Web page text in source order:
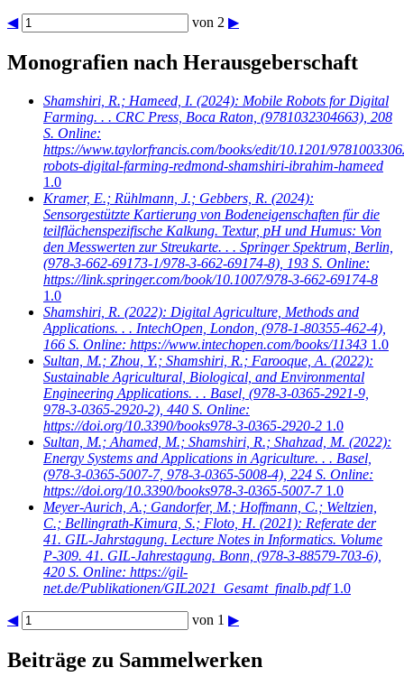
◀ von 2 ▶
Monografien nach Herausgeberschaft
Shamshiri, R.; Hameed, I. (2024): Mobile Robots for Digital
Farming. . . CRC Press, Boca Raton, (9781032304663), 208
S. Online:
https://www.taylorfrancis.com/books/edit/10.1201/
robots-digital-farming-redmond-shamshiri-ibrahim-hameed
1.0
Kramer, E.; Rühlmann, J.; Gebbers, R. (2024):
Sensorgestützte Kartierung von Bodeneigenschaften für die
teilflächenspezifische Kalkung. Textur, pH und Humus: Von
den Messwerten zur Streukarte. . . Springer Spektrum, Berlin,
(978-3-662-69173-1/978-3-662-69174-8), 193 S. Online:
https://link.springer.com/book/10.1007/978-3-662-69174-8
1.0
Shamshiri, R. (2022): Digital Agriculture, Methods and
Applications. . . IntechOpen, London, (978-1-80355-462-4),
166 S. Online: https://www.intechopen.com/books/11343 1.0
Sultan, M.; Zhou, Y.; Shamshiri, R.; Farooque, A. (2022):
Sustainable Agricultural, Biological, and Environmental
Engineering Applications. . . Basel, (978-3-0365-2921-9,
978-3-0365-2920-2), 440 S. Online:
https://doi.org/10.3390/books978-3-0365-2920-2 1.0
Sultan, M.; Ahamed, M.; Shamshiri, R.; Shahzad, M. (2022):
Energy Systems and Applications in Agriculture. . . Basel,
(978-3-0365-5007-7, 978-3-0365-5008-4), 224 S. Online:
https://doi.org/10.3390/books978-3-0365-5007-7 1.0
Meyer-Aurich, A.; Gandorfer, M.; Hoffmann, C.; Weltzien,
C.; Bellingrath-Kimura, S.; Floto, H. (2021): Referate der
41. GIL-Jahrstagung. Lecture Notes in Informatics. Volume
P-309. 41. GIL-Jahrestagung. Bonn, (978-3-88579-703-6),
420 S. Online: https://gil-
net.de/Publikationen/GIL2021_Gesamt_finalb.pdf 1.0
◀ von 1 ▶
Beiträge zu Sammelwerken